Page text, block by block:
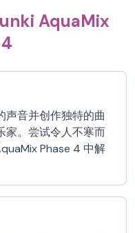
AquaMix
声音并创作独特的曲
家。尝试令人不寒而
Phase 4 中解